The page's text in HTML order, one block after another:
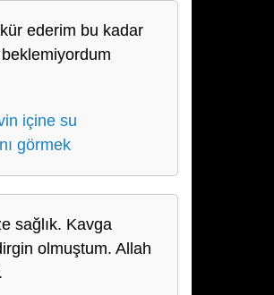
ederim bu kadar
beklemiyordum
içine su
görmek
sağlık. Kavga
olmuştum. Allah